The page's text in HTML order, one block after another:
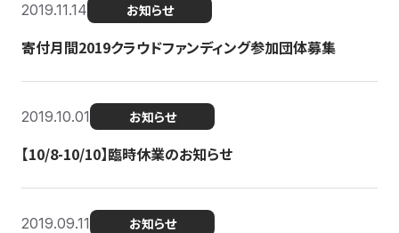
2019.11.14 お知らせ
寄付月間2019クラウドファンディング参加団体募集
2019.10.01 お知らせ
【10/8-10/10】臨時休業のお知らせ
2019.09.11 お知らせ